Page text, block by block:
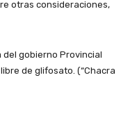
otras consideraciones,
gobierno Provincial
de glifosato. (“Chacra